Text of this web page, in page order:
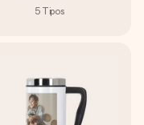
5 Tipos